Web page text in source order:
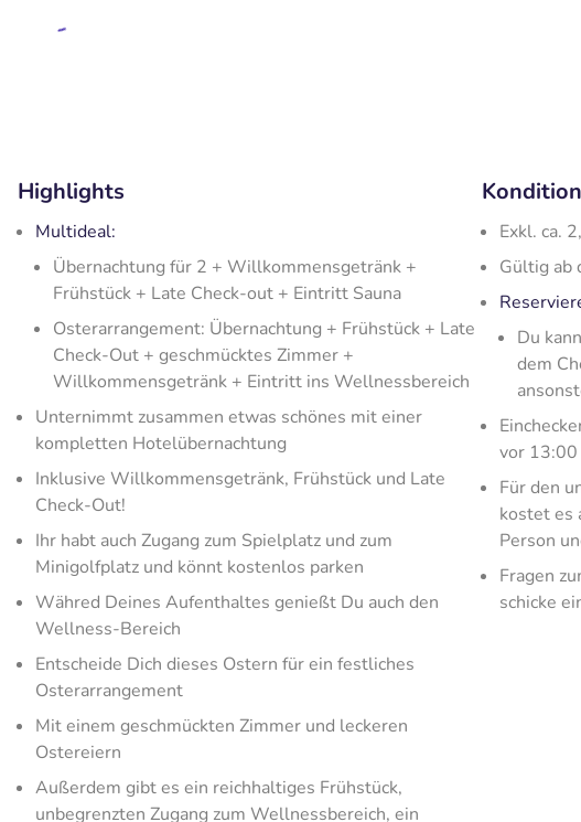
Highlights
Multideal:
Übernachtung für 2 + Willkommensgetränk +
Frühstück + Late Check-out + Eintritt Sauna
Osterarrangement: Übernachtung + Frühstück + Late
Check-Out + geschmücktes Zimmer +
Willkommensgetränk + Eintritt ins Wellnessbereich
Unternimmt zusammen etwas schönes mit einer
kompletten Hotelübernachtung
Inklusive Willkommensgetränk, Frühstück und Late
Check-Out!
Ihr habt auch Zugang zum Spielplatz und zum
Minigolfplatz und könnt kostenlos parken
Währed Deines Aufenthaltes genießt Du auch den
Wellness-Bereich
Entscheide Dich dieses Ostern für ein festliches
Osterarrangement
Mit einem geschmückten Zimmer und leckeren
Ostereiern
Außerdem gibt es ein reichhaltiges Frühstück,
unbegrenzten Zugang zum Wellnessbereich, ein
Exkl. ca.
Gültig ab
Du
dem
vor
Für den
kostet es
Person
Fragen
schicke